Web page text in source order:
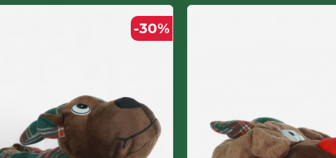
-30%